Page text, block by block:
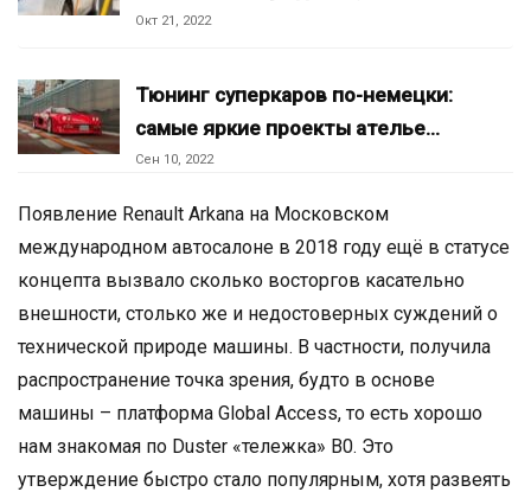
Окт 21, 2022
Тюнинг суперкаров по-немецки:
самые яркие проекты ателье…
Сен 10, 2022
Появление Renault Arkana на Московском
международном автосалоне в 2018 году ещё в статусе
концепта вызвало сколько восторгов касательно
внешности, столько же и недостоверных суждений о
технической природе машины. В частности, получила
распространение точка зрения, будто в основе
машины – платформа Global Access, то есть хорошо
нам знакомая по Duster «тележка» В0. Это
утверждение быстро стало популярным, хотя развеять